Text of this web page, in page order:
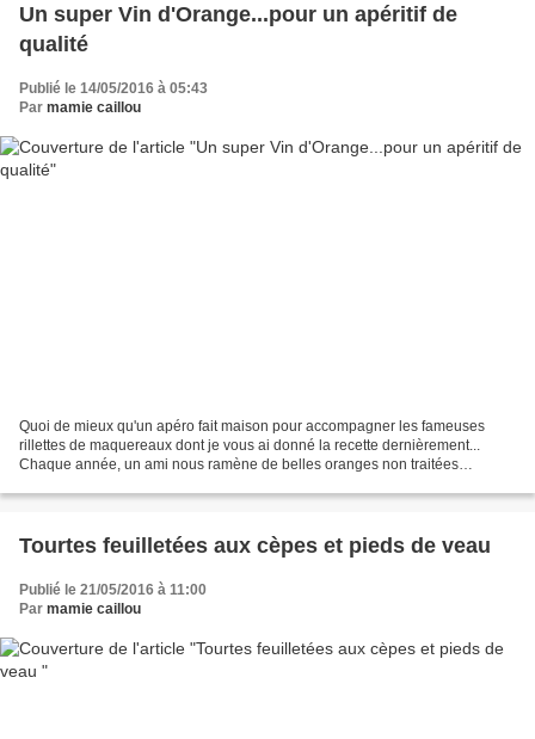
Un super Vin d'Orange...pour un apéritif de
qualité
Publié le 14/05/2016 à 05:43
Par mamie caillou
Quoi de mieux qu'un apéro fait maison pour accompagner les fameuses
rillettes de maquereaux dont je vous ai donné la recette dernièrement...
Chaque année, un ami nous ramène de belles oranges non traitées
Tourtes feuilletées aux cèpes et pieds de veau
Publié le 21/05/2016 à 11:00
Par mamie caillou